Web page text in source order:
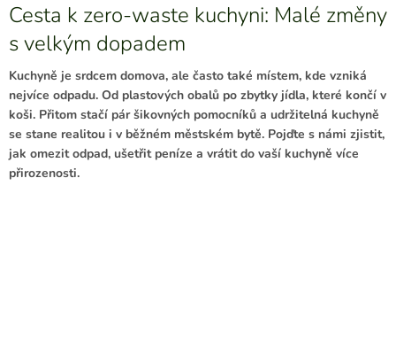
Cesta k zero-waste kuchyni: Malé změny
s velkým dopadem
Kuchyně je srdcem domova, ale často také místem, kde vzniká
nejvíce odpadu. Od plastových obalů po zbytky jídla, které končí v
koši. Přitom stačí pár šikovných pomocníků a udržitelná kuchyně
se stane realitou i v běžném městském bytě. Pojďte s námi zjistit,
jak omezit odpad, ušetřit peníze a vrátit do vaší kuchyně více
přirozenosti.